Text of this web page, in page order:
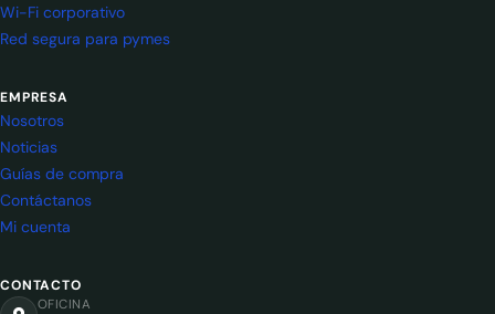
Wi-Fi corporativo
Red segura para pymes
EMPRESA
Nosotros
Noticias
Guías de compra
Contáctanos
Mi cuenta
CONTACTO
OFICINA